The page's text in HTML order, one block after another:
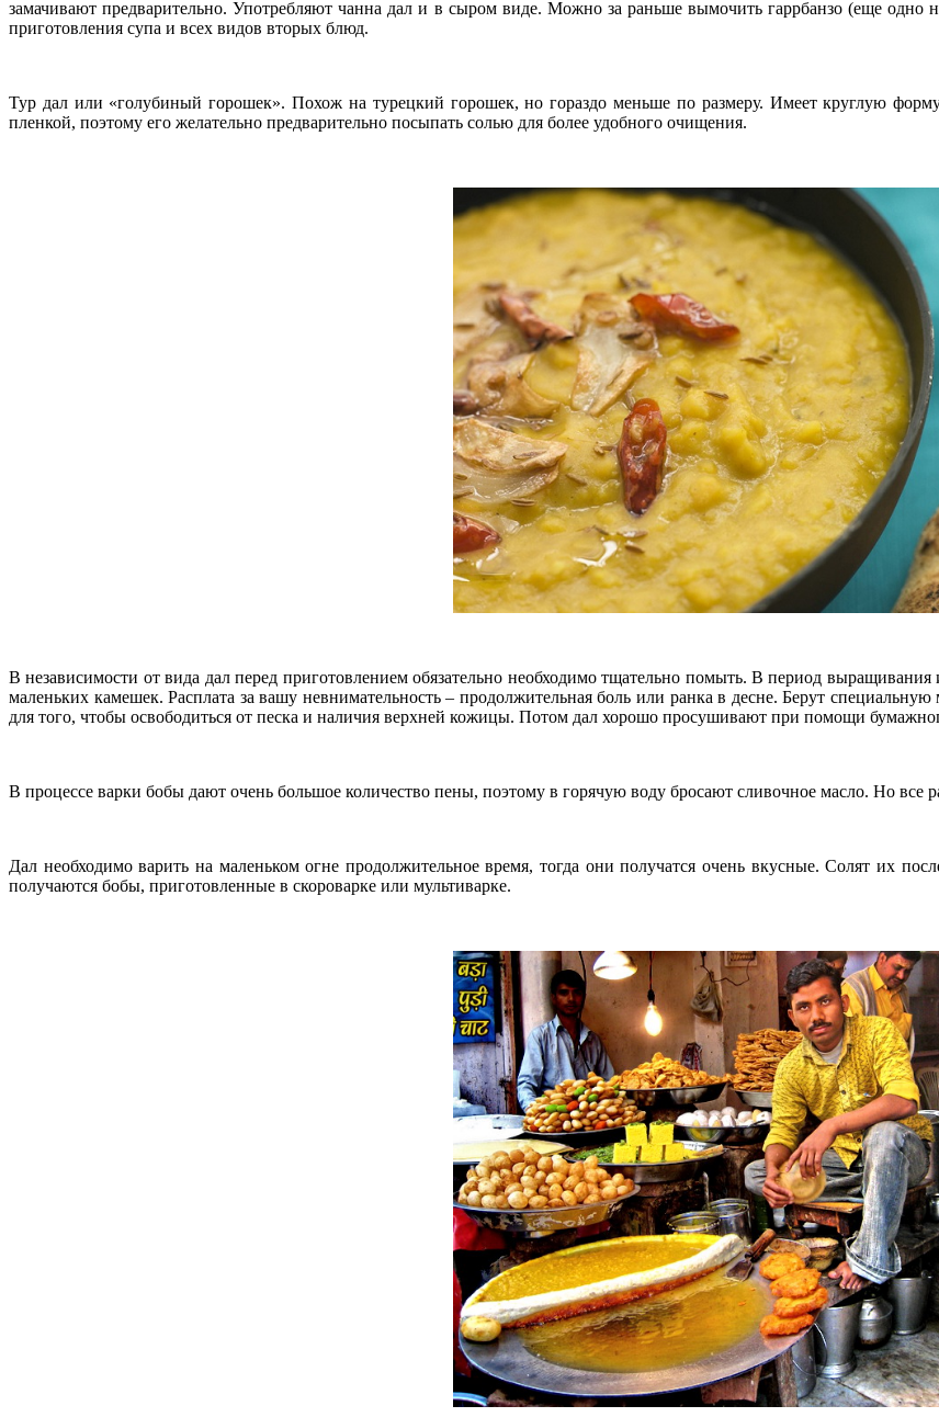
замачивают предварительно. Употребляют чанна дал и в сыром виде. Можно за раньше вымочить гаррбанзо (еще одно
приготовления супа и всех видов вторых блюд.
Тур дал или «голубиный горошек». Похож на турецкий горошек, но гораздо меньше по размеру. Имеет круглую
пленкой, поэтому его желательно предварительно посыпать солью для более удобного очищения.
В независимости от вида дал перед приготовлением обязательно необходимо тщательно помыть. В период
маленьких камешек. Расплата за вашу невнимательность – продолжительная боль или ранка в десне. Берут
для того, чтобы освободиться от песка и наличия верхней кожицы. Потом дал хорошо просушивают при помощи
В процессе варки бобы дают очень большое количество пены, поэтому в горячую воду бросают сливочное масло. Но все
Дал необходимо варить на маленьком огне продолжительное время, тогда они получатся очень вкусные. Солят их
получаются бобы, приготовленные в скороварке или мультиварке.